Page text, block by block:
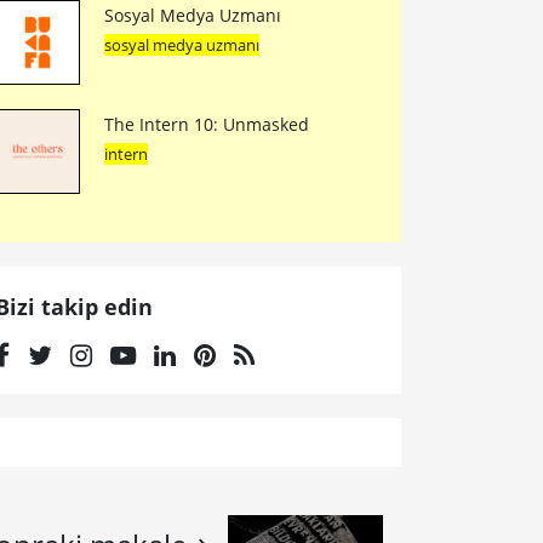
Sosyal Medya Uzmanı
sosyal medya uzmanı
The Intern 10: Unmasked
intern
takip edin